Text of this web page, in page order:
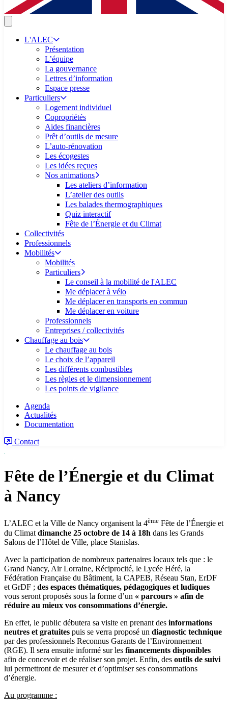
L'ALEC
Présentation
L’équipe
La gouvernance
Lettres d’information
Espace presse
Particuliers
Logement individuel
Copropriétés
Aides financières
Prêt d’outils de mesure
L’auto-rénovation
Les écogestes
Les idées reçues
Nos animations
Les ateliers d’information
L’atelier des outils
Les balades thermographiques
Quiz interactif
Fête de l’Énergie et du Climat
Collectivités
Professionnels
Mobilités
Mobilités
Particuliers
Le conseil à la mobilité de l'ALEC
Me déplacer à vélo
Me déplacer en transports en commun
Me déplacer en voiture
Professionnels
Entreprises / collectivités
Chauffage au bois
Le chauffage au bois
Le choix de l’appareil
Les différents combustibles
Les règles et le dimensionnement
Les points de vigilance
Agenda
Actualités
Documentation
Contact
Fête de l’Énergie et du Climat
à Nancy
L’ALEC et la Ville de Nancy organisent la 4ème Fête de l’Énergie et
du Climat dimanche 25 octobre de 14 à 18h dans les Grands
Salons de l’Hôtel de Ville, place Stanislas.
Avec la participation de nombreux partenaires locaux tels que : le
Grand Nancy, Air Lorraine, Réciprocité, le Lycée Héré, la
Fédération Française du Bâtiment, la CAPEB, Réseau Stan, ErDF
et GrDF ; des espaces thématiques, pédagogiques et ludiques
vous seront proposés sous la forme d’un « parcours » afin de
réduire au mieux vos consommations d’énergie.
En effet, le public débutera sa visite en prenant des informations
neutres et gratuites puis se verra proposé un diagnostic technique
par des professionnels Reconnus Garants de l’Environnement
(RGE). Il sera ensuite informé sur les financements disponibles
afin de concevoir et de réaliser son projet. Enfin, des outils de suivi
lui permettront de mesurer et d’optimiser ses consommations
d’énergie.
Au programme :